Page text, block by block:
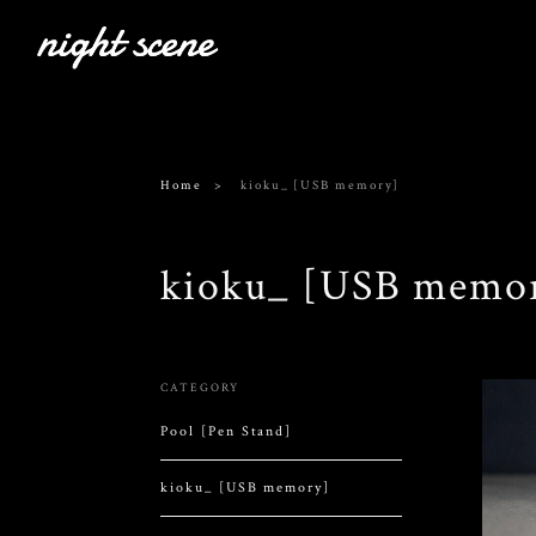
Home kioku_ [USB memory]
kioku_ [USB
CATEGORY
Pool [Pen Stand]
kioku_ [USB memory]